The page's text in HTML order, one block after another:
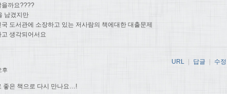
을까요????
남겼지만
도서관에 소장하고 있는 저사람의 책에대한 대출문제
생각되어서요
후
좋은 책으로 다시 만나요…!
URL | 답글 | 수정